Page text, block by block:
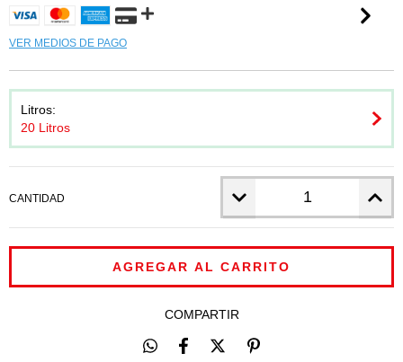
VER MEDIOS DE PAGO
Litros:
20 Litros
CANTIDAD
COMPARTIR